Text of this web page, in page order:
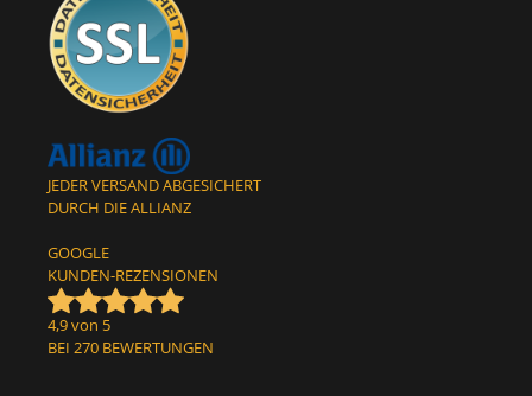
JEDER VERSAND ABGESICHERT
DURCH DIE ALLIANZ
GOOGLE
KUNDEN-REZENSIONEN
4,9 von 5
BEI 270 BEWERTUNGEN